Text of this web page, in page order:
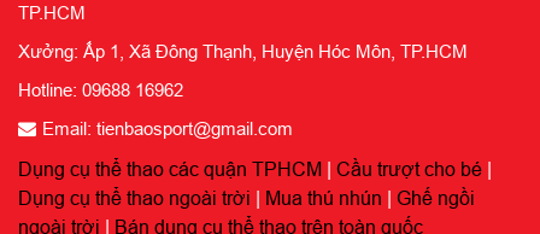
TP.HCM
Xưởng: Ấp 1, Xã Đông Thạnh, Huyện Hóc Môn, TP.HCM
Hotline: 09688 16962
Email: tienbaosport@gmail.com
Dụng cụ thể thao các quận TPHCM | Cầu trượt cho bé |
Dụng cụ thể thao ngoài trời | Mua thú nhún | Ghế ngồi
ngoài trời | Bán dụng cụ thể thao trên toàn quốc